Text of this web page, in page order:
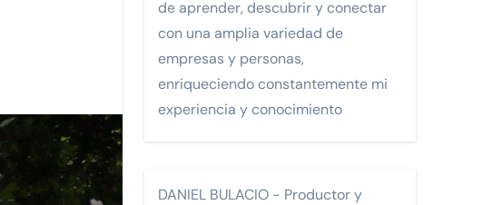
(AIFA)
de aprender, descubrir y conectar
con una amplia variedad de
empresas y personas,
enriqueciendo constantemente mi
experiencia y conocimiento
DANIEL BULACIO - Productor y